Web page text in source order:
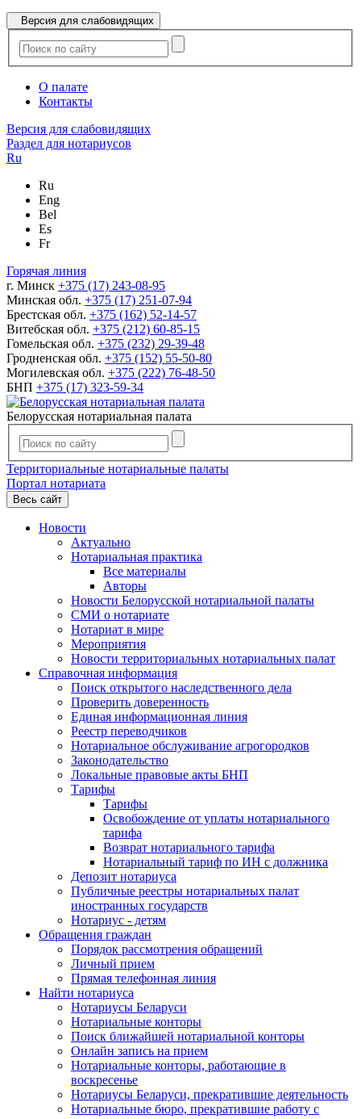
Версия для слабовидящих
О палате
Контакты
Версия для слабовидящих
Раздел для нотариусов
Ru
Ru
Eng
Bel
Es
Fr
Горячая линия
г. Минск +375 (17) 243-08-95
Минская обл. +375 (17) 251-07-94
Брестская обл. +375 (162) 52-14-57
Витебская обл. +375 (212) 60-85-15
Гомельская обл. +375 (232) 29-39-48
Гродненская обл. +375 (152) 55-50-80
Могилевская обл. +375 (222) 76-48-50
БНП +375 (17) 323-59-34
Белорусская нотариальная палата
Территориальные нотариальные палаты
Портал нотариата
Весь сайт
Новости
Актуально
Нотариальная практика
Все материалы
Авторы
Новости Белорусской нотариальной палаты
СМИ о нотариате
Нотариат в мире
Мероприятия
Новости территориальных нотариальных палат
Справочная информация
Поиск открытого наследственного дела
Проверить доверенность
Единая информационная линия
Реестр переводчиков
Нотариальное обслуживание агрогородков
Законодательство
Локальные правовые акты БНП
Тарифы
Тарифы
Освобождение от уплаты нотариального
тарифа
Возврат нотариального тарифа
Нотариальный тариф по ИН с должника
Депозит нотариуса
Публичные реестры нотариальных палат
иностранных государств
Нотариус - детям
Обращения граждан
Порядок рассмотрения обращений
Личный прием
Прямая телефонная линия
Найти нотариуса
Нотариусы Беларуси
Нотариальные конторы
Поиск ближайшей нотариальной конторы
Онлайн запись на прием
Нотариальные конторы, работающие в
воскресенье
Нотариусы Беларуси, прекратившие деятельность
Нотариальные бюро, прекратившие работу с